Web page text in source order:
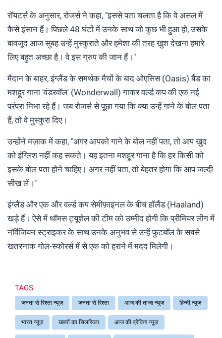
रॉयटर्स के अनुसार, रोजर्स ने कहा, "इससे पता चलता है कि वे असल में
कैसे इंसान हैं। पिछले 48 घंटों में उनके साथ जो कुछ भी हुआ हो, उसके
बावजूद आज सुबह उन्हें मुस्कुराते और हमेशा की तरह खुश देखना हमारे
लिए बहुत अच्छा है। वे इस ग्रुप की जान हैं।"
मैदान के बाहर, इंग्लैंड के समर्थक मैचों के बाद ओएसिस (Oasis) बैंड का
मशहूर गाना 'वंडरवॉल' (Wonderwall) गाकर वर्ल्ड कप की एक नई
परंपरा निभा रहे हैं। जब रोजर्स से पूछा गया कि क्या उन्हें गाने के बोल पता
हैं, तो वे मुस्कुरा दिए।
उन्होंने मज़ाक में कहा, "अगर आपको गाने के बोल नहीं पता, तो आप खुद
को इंग्लिश नहीं कह सकते। यह इतना मशहूर गाना है कि हर किसी को
इसके बोल पता होने चाहिए। अगर नहीं पता, तो बेहतर होगा कि आप जल्दी
सीख लें।"
इंग्लैंड और एक और वर्ल्ड कप सेमीफ़ाइनल के बीच हॉलैंड (Haaland)
खड़े हैं। ऐसे में थॉमस ट्यूशेल की टीम को उम्मीद होगी कि प्रीमियर लीग में
नॉर्वेजियन स्ट्राइकर के साथ उनके अनुभव से उन्हें फ़ुटबॉल के सबसे
खतरनाक गोल-स्कोरर्स में से एक को हराने में मदद मिलेगी।
TAGS
जनता से रिश्ता न्यूज़ जनता से रिश्ता आज की ताजा न्यूज़ हिंन्दी न्यूज़
भारत न्यूज़ खबरों का सिलसिला आज की ब्रेंकिग न्यूज़